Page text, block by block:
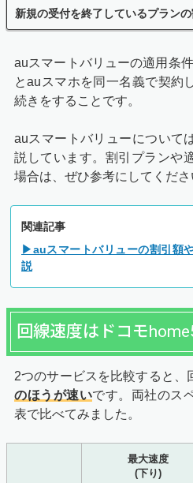
新規の受付を終了しているプラン
auスマートバリューの適用条
とauスマホを同一名義で契約
続きをすることです。
auスマートバリューについて
説しています。割引プランや
場合は、ぜひ参考にしてくださ
関連記事
▶auスマートバリューの割引額
説
回線速度はドコモ
2つのサービスを比較すると、
のほうが速いです。両社のス
表で比べてみました。
最大速度
(下り)